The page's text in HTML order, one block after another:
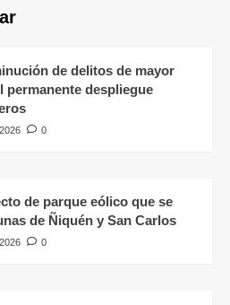
de delitos de mayor
permanente despliegue
0
de parque eólico que se
de Ñiquén y San Carlos
0